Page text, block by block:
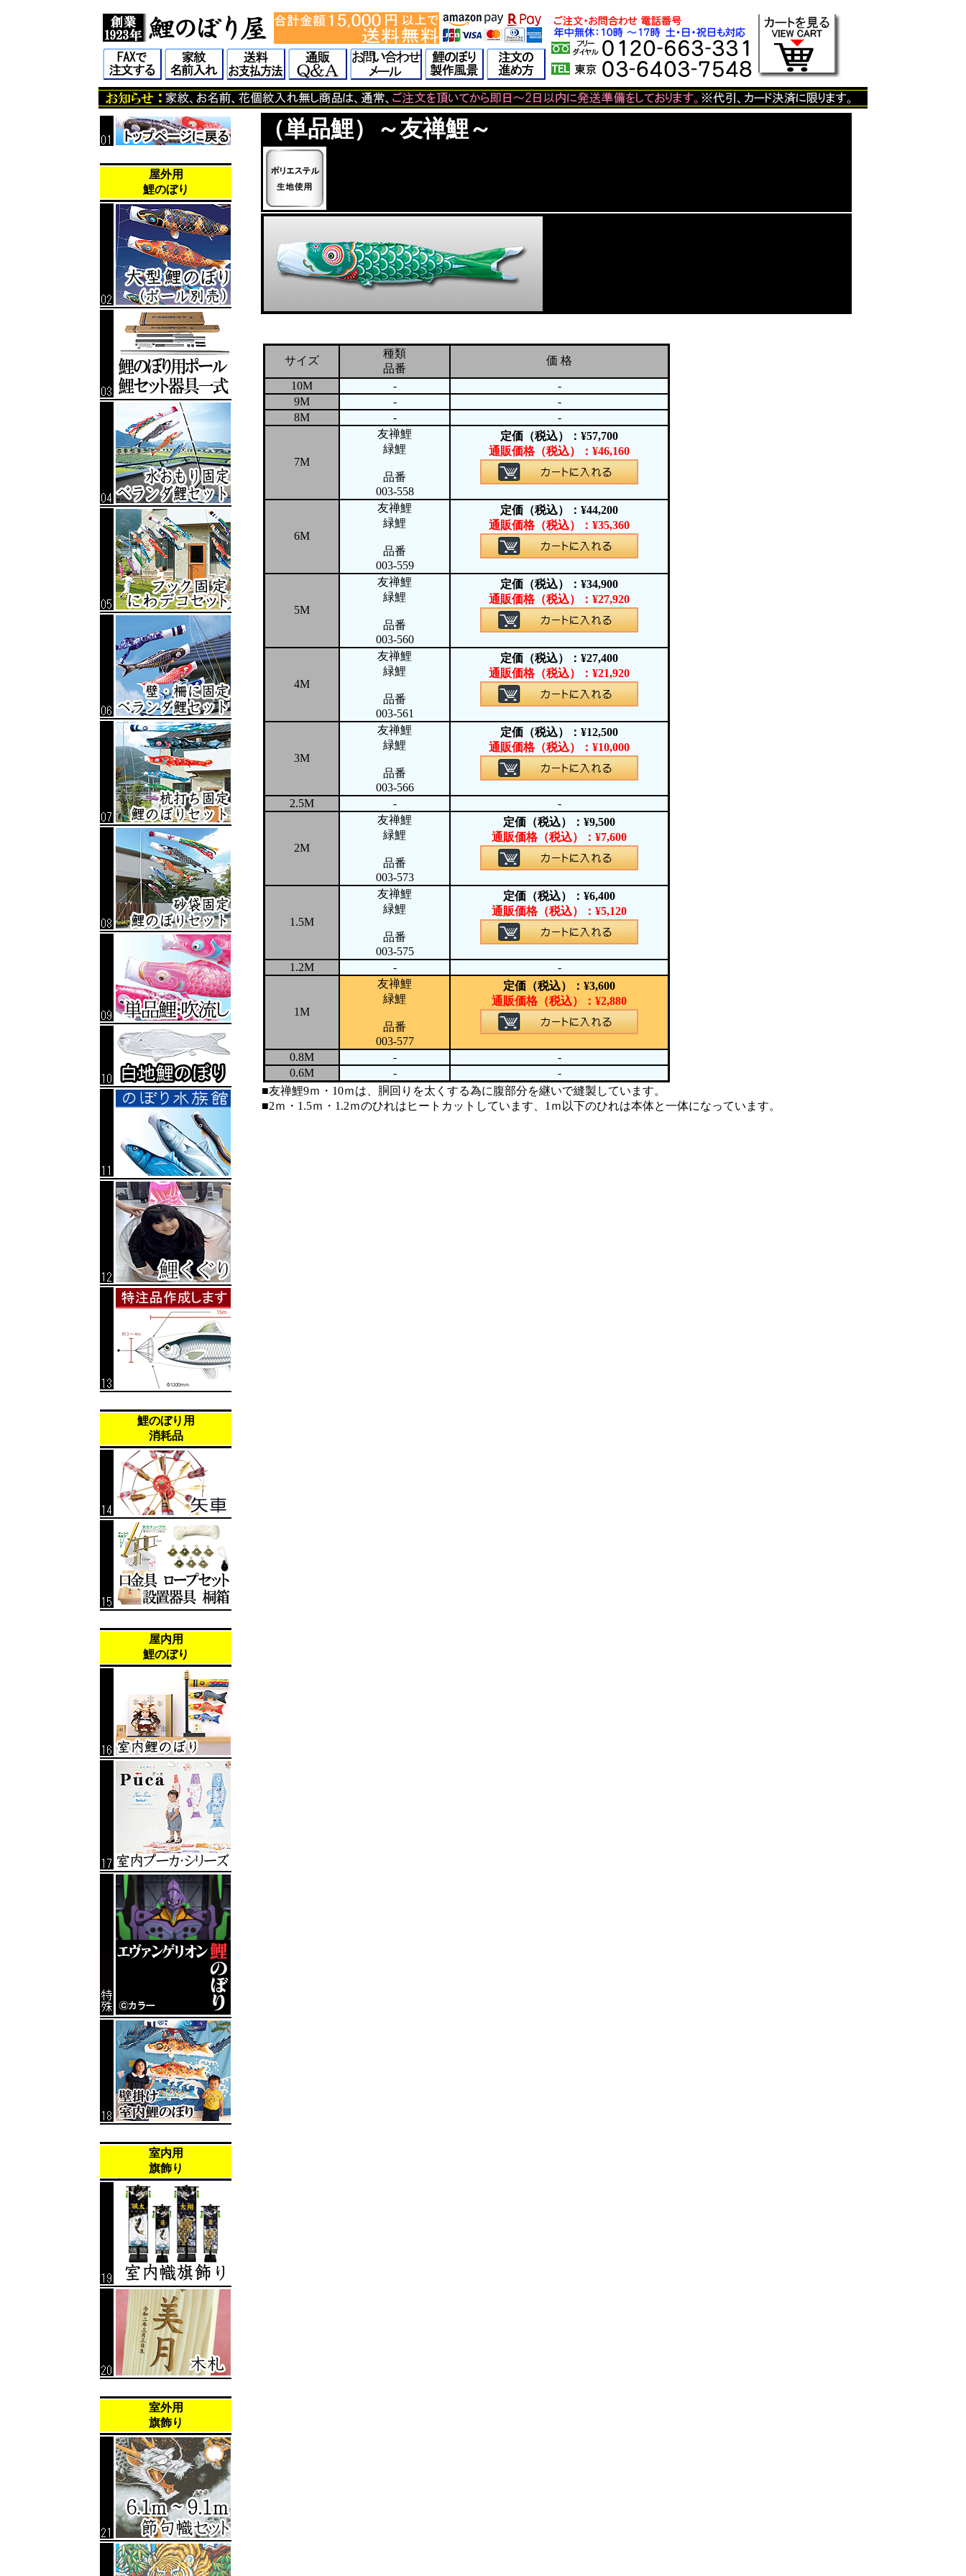
屋外用
鯉のぼり
鯉のぼり用
消耗品
屋内用
鯉のぼり
室内用
旗飾り
室外用
旗飾り
（単品鯉） ～友禅鯉～
サイズ
種類
品番
価 格
10M -
-
9M
-
-
8M
- -
7M
友禅鯉
緑鯉
品番
003-558
定価（税込）： ¥57,700
通販価格（税込）： ¥46,160
6M
友禅鯉
緑鯉
品番
003-559
定価（税込）： ¥44,200
通販価格（税込）： ¥35,360
5M
友禅鯉
緑鯉
品番
003-560
定価（税込）： ¥34,900
通販価格（税込）： ¥27,920
4M
友禅鯉
緑鯉
品番
003-561
定価（税込）： ¥27,400
通販価格（税込）： ¥21,920
3M
友禅鯉
緑鯉
品番
003-566
定価（税込）： ¥12,500
通販価格（税込）： ¥10,000
2.5M - -
2M
友禅鯉
緑鯉
品番
003-573
定価（税込）： ¥9,500
通販価格（税込）： ¥7,600
1.5M
友禅鯉
緑鯉
品番
003-575
定価（税込）： ¥6,400
通販価格（税込）： ¥5,120
1.2M - -
1M
友禅鯉
緑鯉
品番
003-577
定価（税込）： ¥3,600
通販価格（税込）： ¥2,880
0.8M -
-
0.6M
-
-
■友禅鯉9ｍ・10ｍは、胴回りを太くする為に腹部分を継いで縫製しています。
■2ｍ・1.5ｍ・1.2ｍのひれはヒートカットしています、1ｍ以下のひれは本体と一体になっています。